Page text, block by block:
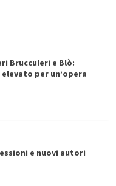
Brucculeri e Blò:
per un’opera
e nuovi autori